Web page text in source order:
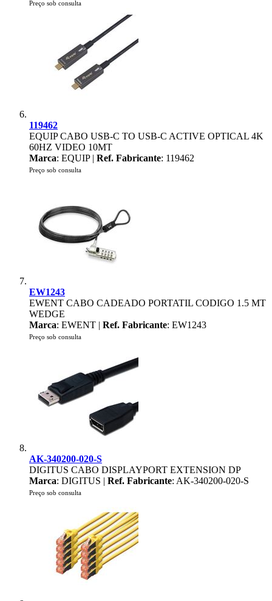
Preço sob consulta
119462
EQUIP CABO USB-C TO USB-C ACTIVE OPTICAL 4K
60HZ VIDEO 10MT
Marca: EQUIP | Ref. Fabricante: 119462
Preço sob consulta
EW1243
EWENT CABO CADEADO PORTATIL CODIGO 1.5 MT
WEDGE
Marca: EWENT | Ref. Fabricante: EW1243
Preço sob consulta
AK-340200-020-S
DIGITUS CABO DISPLAYPORT EXTENSION DP
Marca: DIGITUS | Ref. Fabricante: AK-340200-020-S
Preço sob consulta